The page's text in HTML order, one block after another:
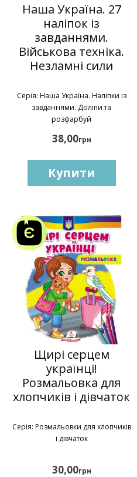
Наша Україна. 27
наліпок із
завданнями.
Військова техніка.
Незламні сили
Серія: Наша Україна. Наліпки із
завданнями. Доліпи та
розфарбуй
38,00грн
Купити
Щирі серцем
українці!
Розмальовка для
хлопчиків і дівчаток
Серія: Розмальовки для хлопчиків
і дівчаток
30,00грн